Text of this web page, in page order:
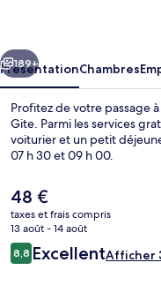
Suivant
189+
PrésentationChambres
Profitez de votre passage
Gite. Parmi les services
voiturier et un petit
07 h 30 et 09 h 00.
Le
prix
actuel
est
de
48 €
taxes et frais compris
13 août - 14 août
Avis
voyageurs
8,88,8 sur 10
ExcellentAfficher